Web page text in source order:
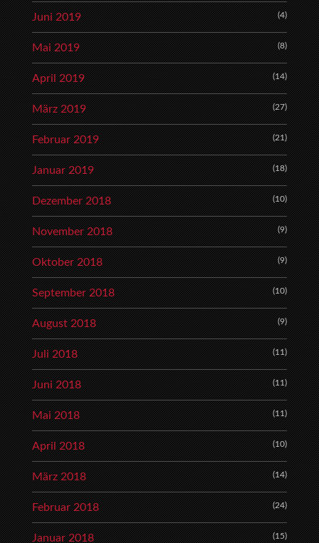
Juni 2019 (4)
Mai 2019 (8)
April 2019 (14)
März 2019 (27)
Februar 2019 (21)
Januar 2019 (18)
Dezember 2018 (10)
November 2018 (9)
Oktober 2018 (9)
September 2018 (10)
August 2018 (9)
Juli 2018 (11)
Juni 2018 (11)
Mai 2018 (11)
April 2018 (10)
März 2018 (14)
Februar 2018 (24)
Januar 2018 (15)